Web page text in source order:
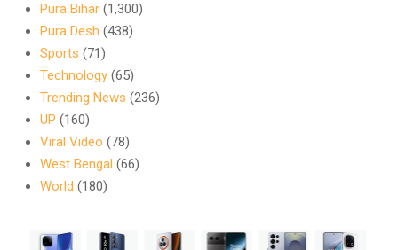
Pura Bihar (1,300)
Pura Desh (438)
Sports (71)
Technology (65)
Trending News (236)
UP (160)
Viral Video (78)
West Bengal (66)
World (180)